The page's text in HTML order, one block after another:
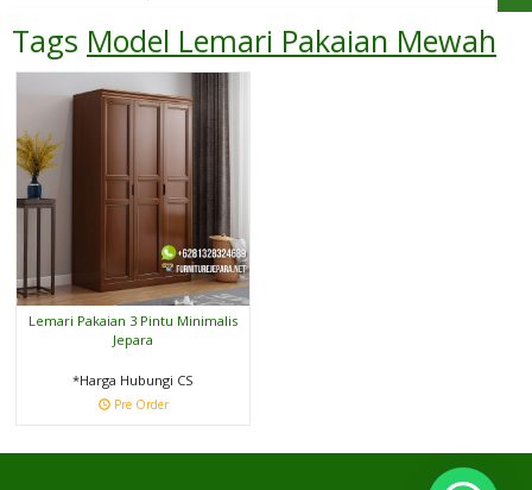
Tags Model Lemari Pakaian Mewah
Lemari Pakaian 3 Pintu Minimalis
Jepara
*Harga Hubungi CS
Pre Order